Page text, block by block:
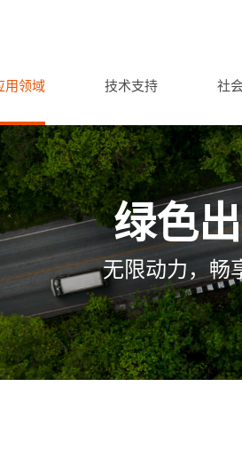
用领域 技术支持 社
绿色
无限动力，畅